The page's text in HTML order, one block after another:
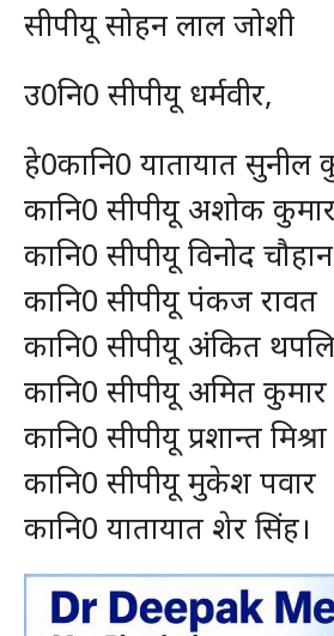
सीपीयू सोहन लाल जोशी
उ0नि0 सीपीयू धर्मवीर,
हे0कानि0 यातायात सुनील
कानि0 सीपीयू अशोक
कानि0 सीपीयू विनोद
कानि0 सीपीयू पंकज रावत
कानि0 सीपीयू अंकित
कानि0 सीपीयू अमित कुमार
कानि0 सीपीयू प्रशान्त मिश्रा
कानि0 सीपीयू मुकेश पवार
कानि0 यातायात शेर सिंह।